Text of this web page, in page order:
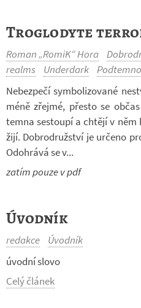
Troglodyte
Roman „RomiK“ Hora
realms
Underdark Podtemno
Ne­bez­pečí sym­bo­li­zo­vané
méně zřejmé, přesto se
temna se­stoupí a chtějí v
žijí. Dob­ro­druž­ství je ur­čeno
Odo­hrává se v...
zatím pouze v pdf
Úvodník
redakce
Úvodník
úvodní slovo
Celý článek